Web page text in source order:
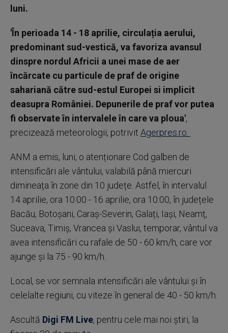
luni.
'În perioada 14 - 18 aprilie, circulația aerului,
predominant sud-vestică, va favoriza avansul
dinspre nordul Africii a unei mase de aer
încărcate cu particule de praf de origine
sahariană către sud-estul Europei si implicit
deasupra României. Depunerile de praf vor putea
fi observate în intervalele în care va ploua',
precizează meteorologii, potrivit Agerpres.ro.
ANM a emis, luni, o atenționare Cod galben de
intensificări ale vântului, valabilă până miercuri
dimineața în zone din 10 județe. Astfel, în intervalul
14 aprilie, ora 10:00 - 16 aprilie, ora 10:00, în județele
Bacău, Botoșani, Caraș-Severin, Galați, Iași, Neamț,
Suceava, Timiș, Vrancea și Vaslui, temporar, vântul va
avea intensificări cu rafale de 50 - 60 km/h, care vor
ajunge și la 75 - 90 km/h.
Local, se vor semnala intensificări ale vântului și în
celelalte regiuni, cu viteze în general de 40 - 50 km/h.
Ascultă Digi FM Live, pentru cele mai noi știri, la